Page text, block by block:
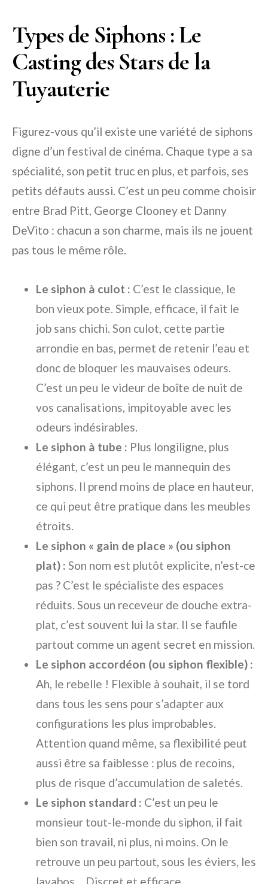
Types de Siphons : Le
Casting des Stars de la
Tuyauterie
Figurez-vous qu’il existe une variété de siphons
digne d’un festival de cinéma. Chaque type a sa
spécialité, son petit truc en plus, et parfois, ses
petits défauts aussi. C’est un peu comme choisir
entre Brad Pitt, George Clooney et Danny
DeVito : chacun a son charme, mais ils ne jouent
pas tous le même rôle.
Le siphon à culot : C’est le classique, le
bon vieux pote. Simple, efficace, il fait le
job sans chichi. Son culot, cette partie
arrondie en bas, permet de retenir l’eau et
donc de bloquer les mauvaises odeurs.
C’est un peu le videur de boîte de nuit de
vos canalisations, impitoyable avec les
odeurs indésirables.
Le siphon à tube : Plus longiligne, plus
élégant, c’est un peu le mannequin des
siphons. Il prend moins de place en hauteur,
ce qui peut être pratique dans les meubles
étroits.
Le siphon « gain de place » (ou siphon
plat) : Son nom est plutôt explicite, n’est-ce
pas ? C’est le spécialiste des espaces
réduits. Sous un receveur de douche extra-
plat, c’est souvent lui la star. Il se faufile
partout comme un agent secret en mission.
Le siphon accordéon (ou siphon flexible) :
Ah, le rebelle ! Flexible à souhait, il se tord
dans tous les sens pour s’adapter aux
configurations les plus improbables.
Attention quand même, sa flexibilité peut
aussi être sa faiblesse : plus de recoins,
plus de risque d’accumulation de saletés.
Le siphon standard : C’est un peu le
monsieur tout-le-monde du siphon, il fait
bien son travail, ni plus, ni moins. On le
retrouve un peu partout, sous les éviers, les